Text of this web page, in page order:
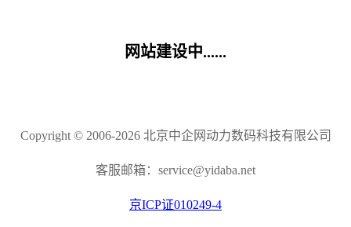
网站建设中......
Copyright © 2006-2026 北京中企网动力数码科技有限公司
客服邮箱：service@yidaba.net
京ICP证010249-4